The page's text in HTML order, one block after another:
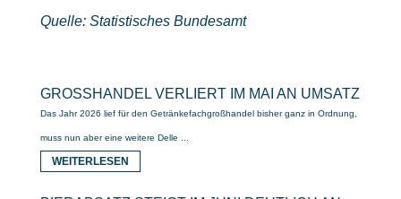
Quelle: Statistisches Bundesamt
GROSSHANDEL VERLIERT IM MAI AN UMSATZ
Das Jahr 2026 lief für den Getränkefachgroßhandel bisher ganz in Ordnung,
muss nun aber eine weitere Delle ...
WEITERLESEN